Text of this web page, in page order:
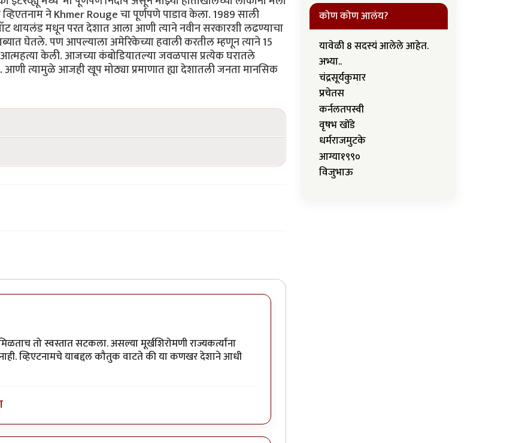
ने Khmer Rouge चा पूर्णपणे पाडाव केला. 1989 साली
थायलंड मधून परत देशात आला आणी त्याने नवीन सरकारशी लढण्याचा
घेतले. पण आपल्याला अमेरिकेच्या हवाली करतील म्हणून त्याने 15
केली. आजच्या कंबोडियातल्या जवळपास प्रत्येक घरातले
त्यामुळे आजही खूप मोठ्या प्रमाणात ह्या देशातली जनता मानसिक
तो स्वस्तात सटकला. असल्या मूर्खशिरोमणी राज्यकर्त्यांना
व्हिएटनामचे याबद्दल कौतुक वाटते की या कणखर देशाने आधी
कोण कोण आलंय?
यावेळी 8 सदस्यं आलेले आहेत.
अभ्या..
चंद्रसूर्यकुमार
प्रचेतस
कर्नलतपस्वी
वृषभ खोंडे
धर्मराजमुटके
आग्या१९९०
विजुभाऊ